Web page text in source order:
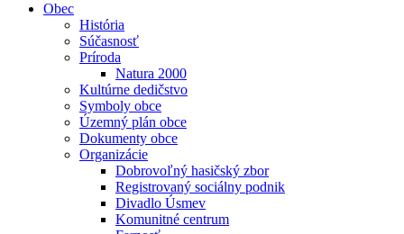
Obec
História
Súčasnosť
Príroda
Natura 2000
Kultúrne dedičstvo
Symboly obce
Územný plán obce
Dokumenty obce
Organizácie
Dobrovoľný hasičský zbor
Registrovaný sociálny podnik
Divadlo Úsmev
Komunitné centrum